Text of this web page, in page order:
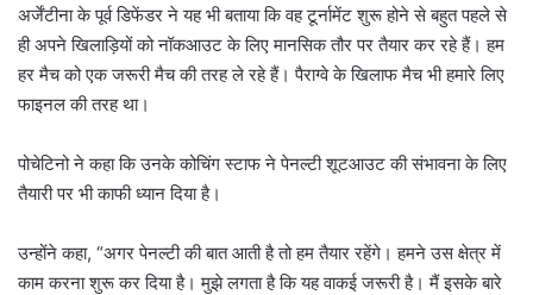
अर्जेंटीना के पूर्व डिफेंडर ने यह भी बताया कि वह टूर्नामेंट शुरू होने से बहुत पहले से
ही अपने खिलाड़ियों को नॉकआउट के लिए मानसिक तौर पर तैयार कर रहे हैं। हम
हर मैच को एक जरूरी मैच की तरह ले रहे हैं। पैराग्वे के खिलाफ मैच भी हमारे लिए
फाइनल की तरह था।
पोचेटिनो ने कहा कि उनके कोचिंग स्टाफ ने पेनल्टी शूटआउट की संभावना के लिए
तैयारी पर भी काफी ध्यान दिया है।
उन्होंने कहा, “अगर पेनल्टी की बात आती है तो हम तैयार रहेंगे। हमने उस क्षेत्र में
काम करना शुरू कर दिया है। मुझे लगता है कि यह वाकई जरूरी है। मैं इसके बारे